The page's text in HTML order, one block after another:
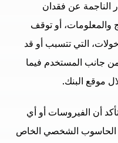
الناجمة عن فقدان
والمعلومات، أو توقف
التي تتسبب أو قد
جانب المستخدم فيما
موقع البنك.
أن الفيروسات أو أي
الحاسوب الشخصي الخاص